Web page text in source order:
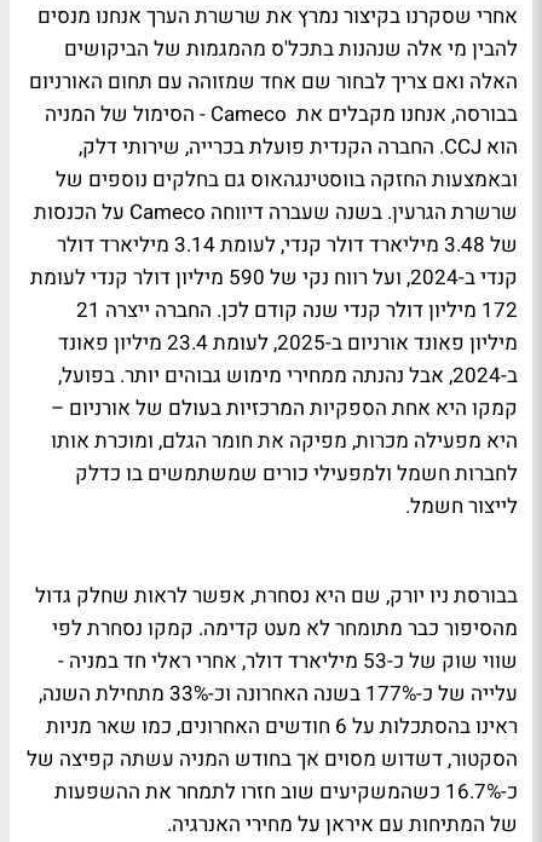
אחרי שסקרנו בקיצור נמרץ את שרשרת הערך אנחנו מנסים
להבין מי אלה שנהנות בתכל'ס מהמגמות של הביקושים
האלה ואם צריך לבחור שם אחד שמזוהה עם תחום האורניום
בבורסה, אנחנו מקבלים את Cameco - הסימול של המניה
הוא CCJ. החברה הקנדית פועלת בכרייה, שירותי דלק,
ובאמצעות החזקה בווסטינגהאוס גם בחלקים נוספים של
שרשרת הגרעין. בשנה שעברה דיווחה Cameco על הכנסות
של 3.48 מיליארד דולר קנדי, לעומת 3.14 מיליארד דולר
קנדי ב-2024, ועל רווח נקי של 590 מיליון דולר קנדי לעומת
172 מיליון דולר קנדי שנה קודם לכן. החברה ייצרה 21
מיליון פאונד אורניום ב-2025, לעומת 23.4 מיליון פאונד
ב-2024, אבל נהנתה ממחירי מימוש גבוהים יותר. בפועל,
קמקו היא אחת הספקיות המרכזיות בעולם של אורניום –
היא מפעילה מכרות, מפיקה את חומר הגלם, ומוכרת אותו
לחברות חשמל ולמפעילי כורים שמשתמשים בו כדלק
לייצור חשמל.
בבורסת ניו יורק, שם היא נסחרת, אפשר לראות שחלק גדול
מהסיפור כבר מתומחר לא מעט קדימה. קמקו נסחרת לפי
שווי שוק של כ-53 מיליארד דולר, אחרי ראלי חד במניה -
עלייה של כ-177% בשנה האחרונה וכ-33% מתחילת השנה,
ראינו בהסתכלות על 6 חודשים האחרונים, כמו שאר מניות
הסקטור, דשדוש מסוים אך בחודש המניה עשתה קפיצה של
כ-16.7% כשהמשקיעים שוב חזרו לתמחר את ההשפעות
של המתיחות עם איראן על מחירי האנרגיה.